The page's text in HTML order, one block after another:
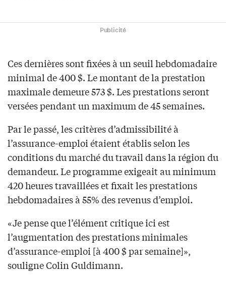
Publicité
Ces dernières sont fixées à un seuil hebdomadaire
minimal de 400 $. Le montant de la prestation
maximale demeure 573 $. Les prestations seront
versées pendant un maximum de 45 semaines.
Par le passé, les critères d’admissibilité à
l’assurance-emploi étaient établis selon les
conditions du marché du travail dans la région du
demandeur. Le programme exigeait au minimum
420 heures travaillées et fixait les prestations
hebdomadaires à 55% des revenus d’emploi.
«Je pense que l’élément critique ici est
l’augmentation des prestations minimales
d’assurance-emploi [à 400 $ par semaine]»,
souligne Colin Guldimann.